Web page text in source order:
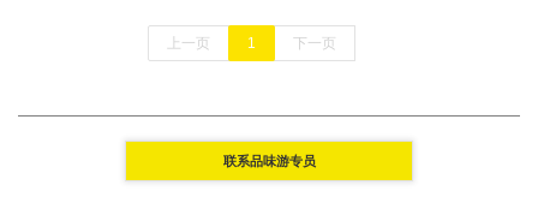
上一页 1 下一页
联系品味游专员